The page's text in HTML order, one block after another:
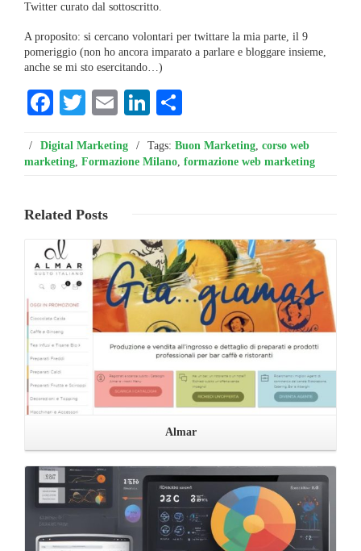
Twitter curato dal sottoscritto.
A proposito: si cercano volontari per twittare la mia parte, il 9
pomeriggio (non ho ancora imparato a parlare e bloggare insieme,
anche se mi sto esercitando…)
Facebook
Twitter
EmailLinkedIn
/ Digital Marketing / Tags: Buon Marketing corso web
marketing Formazione Milano formazione web marketing
Related Posts
Almar